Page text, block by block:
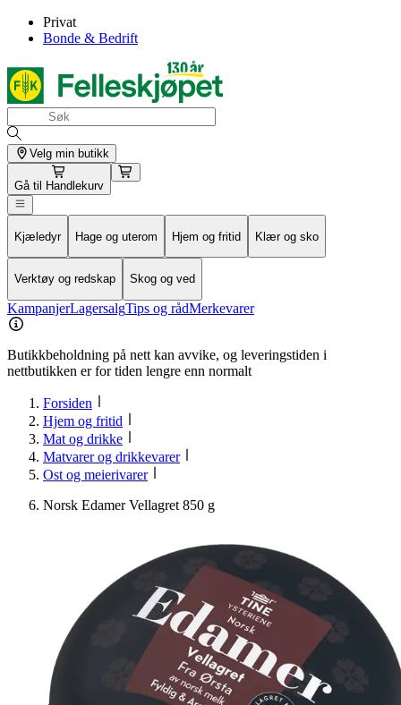
Privat
Bonde & Bedrift
Velg min butikk
Gå til Handlekurv
Kjæledyr Hage og uterom Hjem og fritid Klær og sko
Verktøy og redskap Skog og ved
KampanjerLagersalgTips og rådMerkevarer
Butikkbeholdning på nett kan avvike, og leveringstiden i
nettbutikken er for tiden lengre enn normalt
Forsiden
Hjem og fritid
Mat og drikke
Matvarer og drikkevarer
Ost og meierivarer
Norsk Edamer Vellagret 850 g